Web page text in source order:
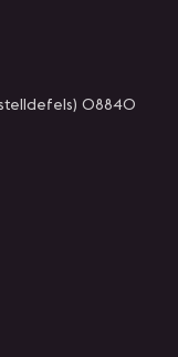
08840